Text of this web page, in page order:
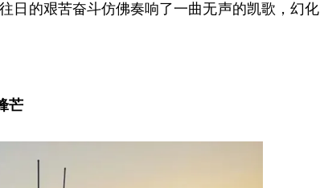
的艰苦奋斗仿佛奏响了一曲无声的凯歌，幻化
芒